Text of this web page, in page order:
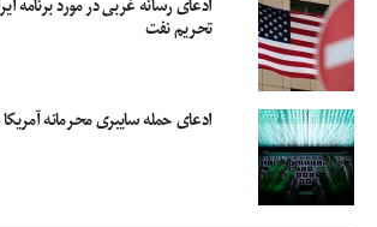
ادعای رسانه غربی در مورد برنامه
تحریم نفت
ادعای حمله سایبری محرمانه‌ آمریکا